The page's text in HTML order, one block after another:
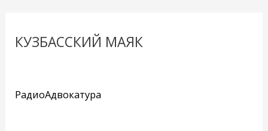
КУЗБАССКИЙ МАЯК
РадиоАдвокатура